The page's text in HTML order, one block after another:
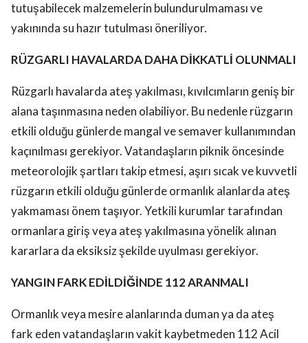
tutuşabilecek malzemelerin bulundurulmaması ve
yakınında su hazır tutulması öneriliyor.
RÜZGARLI HAVALARDA DAHA DİKKATLİ OLUNMALI
Rüzgarlı havalarda ateş yakılması, kıvılcımların geniş bir
alana taşınmasına neden olabiliyor. Bu nedenle rüzgarın
etkili olduğu günlerde mangal ve semaver kullanımından
kaçınılması gerekiyor. Vatandaşların piknik öncesinde
meteorolojik şartları takip etmesi, aşırı sıcak ve kuvvetli
rüzgarın etkili olduğu günlerde ormanlık alanlarda ateş
yakmaması önem taşıyor. Yetkili kurumlar tarafından
ormanlara giriş veya ateş yakılmasına yönelik alınan
kararlara da eksiksiz şekilde uyulması gerekiyor.
YANGIN FARK EDİLDİĞİNDE 112 ARANMALI
Ormanlık veya mesire alanlarında duman ya da ateş
fark eden vatandaşların vakit kaybetmeden 112 Acil